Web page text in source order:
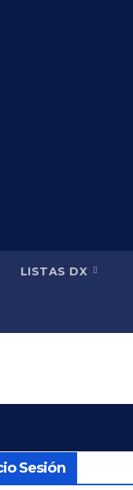
LISTAS DX
Sesión